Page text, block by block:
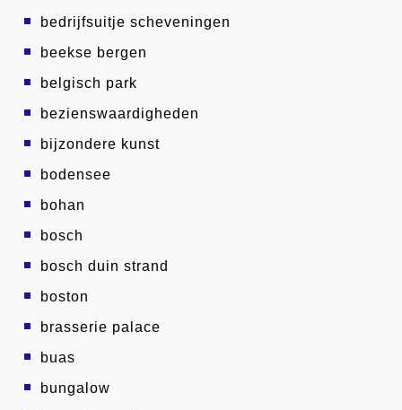
bedrijfsuitje scheveningen
beekse bergen
belgisch park
bezienswaardigheden
bijzondere kunst
bodensee
bohan
bosch
bosch duin strand
boston
brasserie palace
buas
bungalow